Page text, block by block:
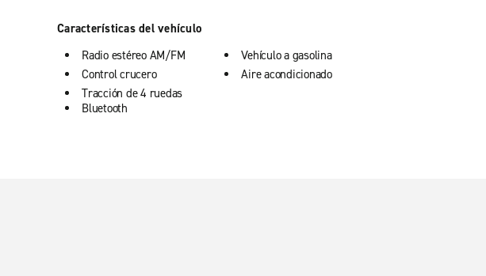
Características del vehículo
Radio estéreo AM/FM
Control crucero
Tracción de 4 ruedas
Vehículo a gasolina
Aire acondicionado
Bluetooth